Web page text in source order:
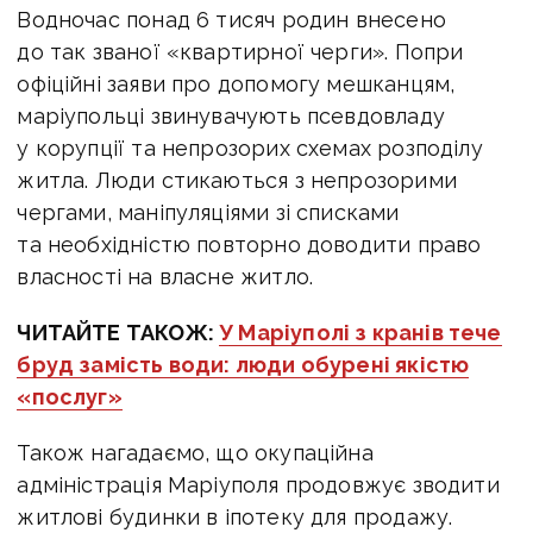
Водночас понад 6 тисяч родин внесено
до так званої «квартирної черги». Попри
офіційні заяви про допомогу мешканцям,
маріупольці звинувачують псевдовладу
у корупції та непрозорих схемах розподілу
житла. Люди стикаються з непрозорими
чергами, маніпуляціями зі списками
та необхідністю повторно доводити право
власності на власне житло.
ЧИТАЙТЕ ТАКОЖ:У Маріуполі з кранів тече
бруд замість води: люди обурені якістю
«послуг»
Також нагадаємо, що окупаційна
адміністрація Маріуполя продовжує зводити
житлові будинки в іпотеку для продажу.